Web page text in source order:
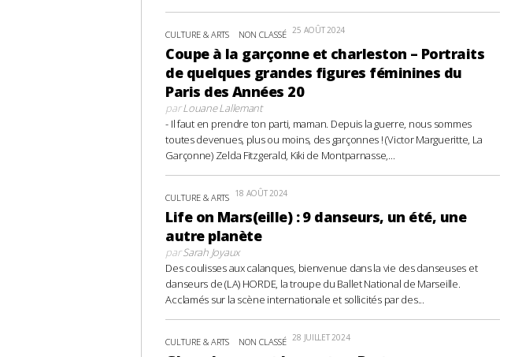
CULTURE & ARTS NON CLASSÉ 25 AOÛT 2024
Coupe à la garçonne et charleston – Portraits
de quelques grandes figures féminines du
Paris des Années 20
parLouane Lallemant
- Il faut en prendre ton parti, maman. Depuis la guerre, nous sommes
toutes devenues, plus ou moins, des garçonnes ! (Victor Margueritte, La
Garçonne) Zelda Fitzgerald, Kiki de Montparnasse,...
CULTURE & ARTS 18 AOÛT 2024
Life on Mars(eille) : 9 danseurs, un été, une
autre planète
parSarah Joyaux
Des coulisses aux calanques, bienvenue dans la vie des danseuses et
danseurs de (LA) HORDE, la troupe du Ballet National de Marseille.
Acclamés sur la scène internationale et sollicités par des...
CULTURE & ARTS NON CLASSÉ 28 JUILLET 2024